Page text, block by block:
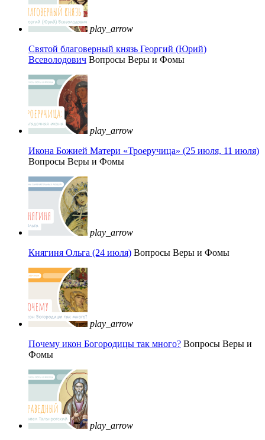
play_arrow
Святой благоверный князь Георгий (Юрий)
Всеволодович Вопросы Веры и Фомы
play_arrow
Икона Божией Матери «Троеручица» (25 июля, 11 июля)
Вопросы Веры и Фомы
play_arrow
Княгиня Ольга (24 июля) Вопросы Веры и Фомы
play_arrow
Почему икон Богородицы так много? Вопросы Веры и
Фомы
play_arrow